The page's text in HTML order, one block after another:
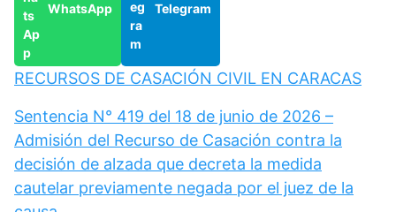
WhatsApp Telegram
RECURSOS DE CASACIÓN CIVIL EN CARACAS
Sentencia N° 419 del 18 de junio de 2026 –
Admisión del Recurso de Casación contra la
decisión de alzada que decreta la medida
cautelar previamente negada por el juez de la